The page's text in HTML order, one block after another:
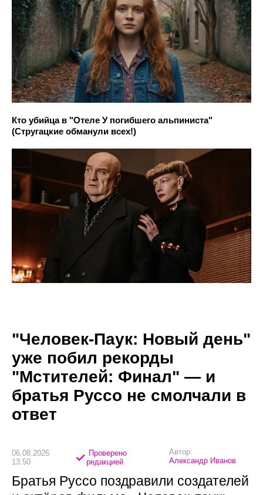
Кто убийца в "Отеле У погибшего альпиниста"
(Стругацкие обманули всех!)
"Человек-Паук: Новый день"
уже побил рекорды
"Мстителей: Финал" — и
братья Руссо не смолчали в
ответ
06.08.2026
13:50
Проверено
редакцией
Автор:
Александр Иванов
Братья Руссо поздравили создателей